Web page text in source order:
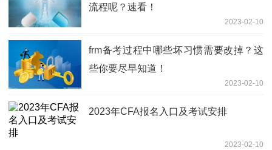
流程呢？速看！
2023-02-10
frm备考过程中哪些坏习惯需要改掉？这
些你要尽早知道！
2023-02-10
2023年CFA报名入口及考试安排
2023-02-10